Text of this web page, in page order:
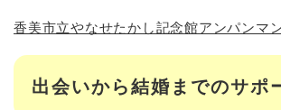
香美市立やなせたかし記念館アンパンマ
出会いから結婚までのサポ